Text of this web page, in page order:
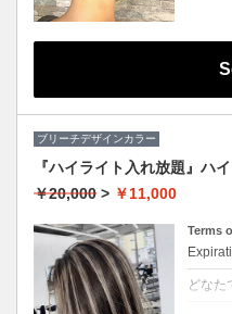
ブリーチデザインカラー
『ハイライト入れ放題』ハ
￥20,000 > ￥11,000
Terms
どな